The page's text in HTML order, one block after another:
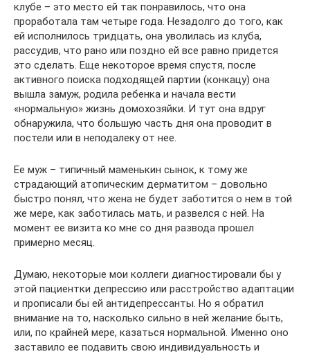
клубе – это место ей так понравилось, что она
проработала там четыре года. Незадолго до того, как
ей исполнилось тридцать, она уволилась из клуба,
рассудив, что рано или поздно ей все равно придется
это сделать. Еще некоторое время спустя, после
активного поиска подходящей партии (конкацу) она
вышла замуж, родила ребенка и начала вести
«нормальную» жизнь домохозяйки. И тут она вдруг
обнаружила, что большую часть дня она проводит в
постели или в неподалеку от нее.
Ее муж – типичный маменькин сынок, к тому же
страдающий атопическим дерматитом – довольно
быстро понял, что жена не будет заботится о нем в той
же мере, как заботилась мать, и развелся с ней. На
момент ее визита ко мне со дня развода прошел
примерно месяц.
Думаю, некоторые мои коллеги диагностировали бы у
этой пациентки депрессию или расстройство адаптации
и прописали бы ей антидепрессанты. Но я обратил
внимание на то, насколько сильно в ней желание быть,
или, по крайней мере, казаться нормальной. Именно оно
заставило ее подавить свою индивидуальность и